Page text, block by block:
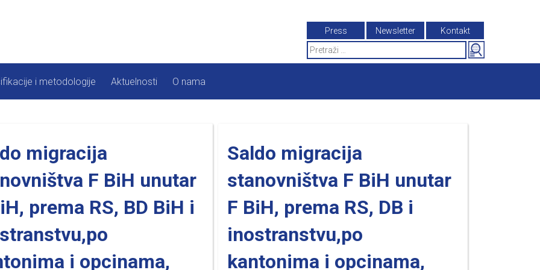
Press Newsletter
Kontakt
Search
for:
i metodologije Aktuelnosti O nama
migracija
F BiH unutar
prema RS, BD BiH i
i opcinama,
Saldo migracija
stanovništva F BiH unutar
F BiH, prema RS, DB i
inostranstvu,po
kantonima i opcinama,